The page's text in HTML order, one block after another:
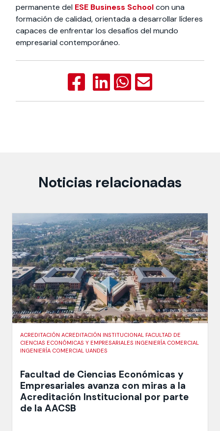
permanente del ESE Business Schoolcon una
formación de calidad, orientada a desarrollar líderes
capaces de enfrentar los desafíos del mundo
empresarial contemporáneo.
Noticias relacionadas
ACREDITACIÓN ACREDITACIÓN INSTITUCIONAL FACULTAD DE
CIENCIAS ECONÓMICAS Y EMPRESARIALES INGENIERÍA COMERCIAL
INGENIERÍA COMERCIAL UANDES
Facultad de Ciencias Económicas y
Empresariales avanza con miras a la
Acreditación Institucional por parte
de la AACSB